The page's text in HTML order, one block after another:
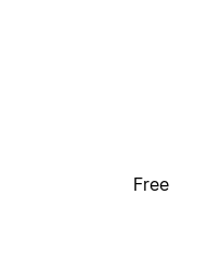
Free